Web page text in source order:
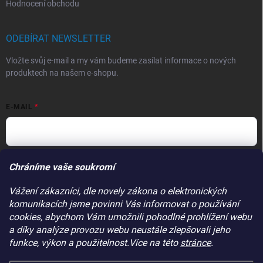
Chráníme vaše soukromí
Vážení zákazníci, dle novely zákona o elektronických
komunikacích jsme povinni Vás informovat o používání
cookies, abychom Vám umožnili pohodlné prohlížení webu
a díky analýze provozu webu neustále zlepšovali jeho
funkce, výkon a použitelnost.Více na této stránce.
Hodnocení obchodu
ODEBÍRAT NEWSLETTER
Vložte svůj e-mail a my vám budeme zasílat informace o nových
produktech na našem e-shopu.
E-MAIL
Vložením e-mailu souhlasíte spodmínkami ochrany osobních údajů
PŘIJÍMÁME ONLINE PLATBY